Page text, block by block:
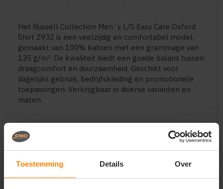
Toestemming Details Over
Het Russell Collection Men´s L/S Easy Care Oxford
Shirt Z932 is een veelzijdig en comfortabel model,
gemaakt van 100% katoen met een grammage van
135 g/m². De kwaliteit biedt een goede balans tussen
draagcomfort en duurzaamheid. Geschikt voor
dagelijks gebruik, bedrijfskleding en promotionele
toepassingen. Verkrijgbaar in diverse varianten en
maten.
Vragen? Neem contact
op met onze
klantenservice